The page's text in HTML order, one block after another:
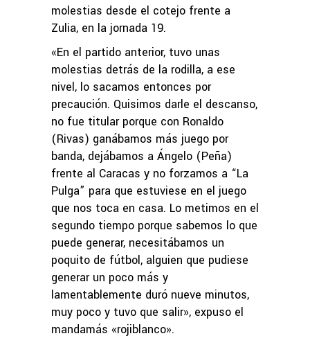
molestias desde el cotejo frente a
Zulia, en la jornada 19.
«En el partido anterior, tuvo unas
molestias detrás de la rodilla, a ese
nivel, lo sacamos entonces por
precaución. Quisimos darle el descanso,
no fue titular porque con Ronaldo
(Rivas) ganábamos más juego por
banda, dejábamos a Ángelo (Peña)
frente al Caracas y no forzamos a “La
Pulga” para que estuviese en el juego
que nos toca en casa. Lo metimos en el
segundo tiempo porque sabemos lo que
puede generar, necesitábamos un
poquito de fútbol, alguien que pudiese
generar un poco más y
lamentablemente duró nueve minutos,
muy poco y tuvo que salir», expuso el
mandamás «rojiblanco».